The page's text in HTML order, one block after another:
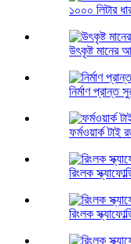
১০০০ লিটার
উৎকৃষ্ট মানের
নির্মাণ প্রান্ত
ফর্মওয়ার্ক টাই
রিংলক
রিংলক